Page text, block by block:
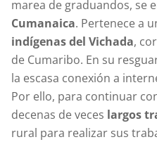
marea de graduandos, se
Cumanaica. Pertenece a
indígenas del Vichada,
de Cumaribo. En su
la escasa conexión a
Por ello, para continuar
decenas de veces largos
rural para realizar sus